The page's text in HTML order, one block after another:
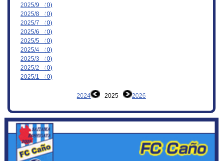
2025/9 （0)
2025/8 （0)
2025/7 （0)
2025/6 （0)
2025/5 （0)
2025/4 （0)
2025/3 （0)
2025/2 （0)
2025/1 （0)
2024 2025 2026